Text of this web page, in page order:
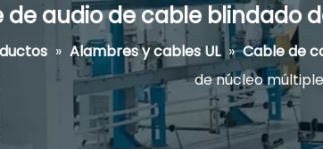
de audio de cable blindado
» Alambres y cables UL » Cable de
de núcleo